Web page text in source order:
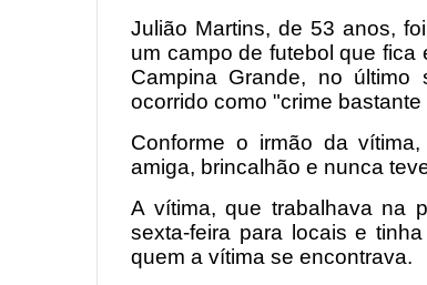
Julião Martins, de 53 anos,
um campo de futebol que fica
Campina Grande, no
ocorrido como "crime
Conforme o irmão da
amiga, brincalhão e nunca
A vítima, que trabalhava na
sexta-feira para locais e
quem a vítima se encontrava.